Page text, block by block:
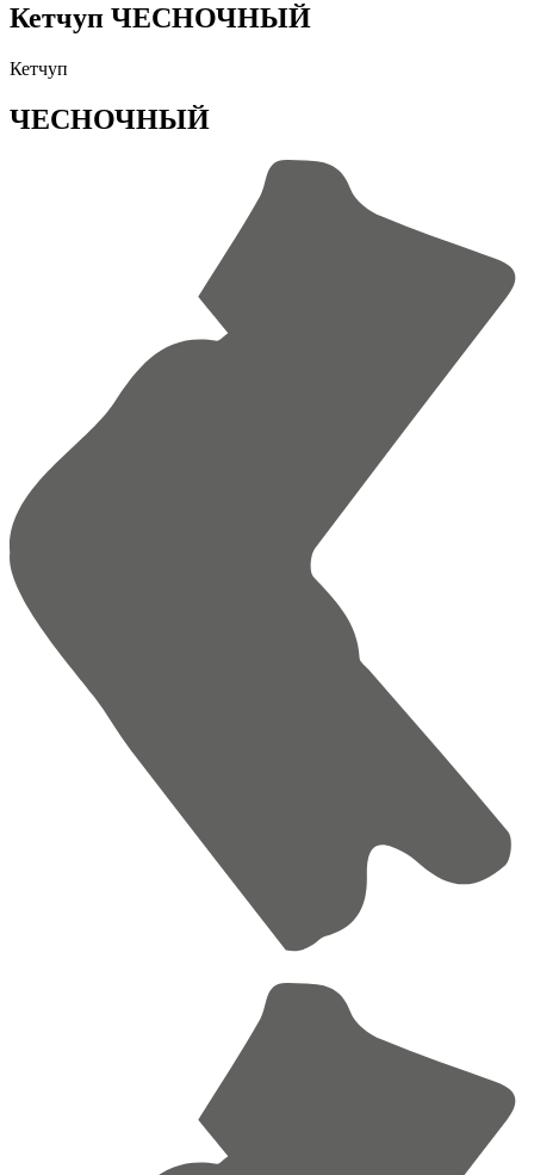
Кетчуп ЧЕСНОЧНЫЙ
Кетчуп
ЧЕСНОЧНЫЙ